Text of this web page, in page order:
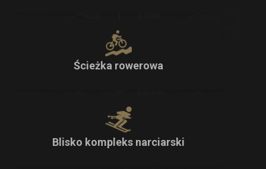
Ścieżka rowerowa
Blisko kompleks narciarski